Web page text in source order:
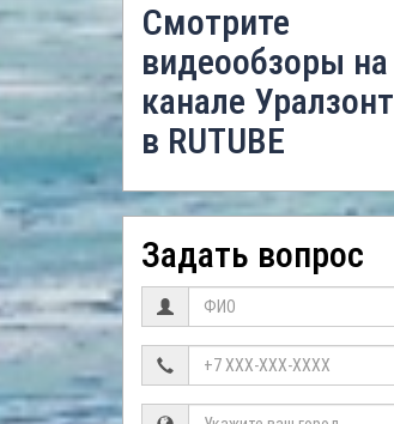
Смотрите
видеообзоры на
канале Уралзонт
в RUTUBE
Задать вопрос